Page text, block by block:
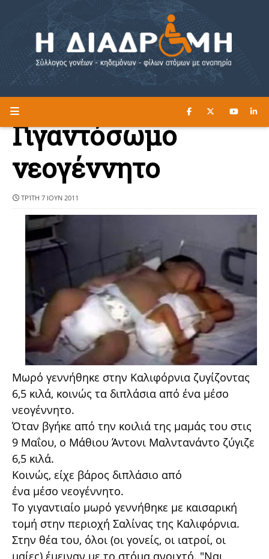
Η ΔΙΑΔΡΟΜΗ ΔΙΑΒΑΣΤΕ ΕΔΩ ►
Γιγαντόσωμο
νεογέννητο
ΤΡΊΤΗ 7 ΙΟΥΝ 2011
Μωρό γεννήθηκε στην Καλιφόρνια ζυγίζοντας
6,5 κιλά, κοινώς τα διπλάσια από ένα μέσο
νεογέννητο.
Όταν βγήκε από την κοιλιά της μαμάς του στις
9 Μαΐου, ο Μάθιου Άντονι Μαλντανάντο ζύγιζε
6,5 κιλά.
Κοινώς, είχε βάρος διπλάσιο από
ένα μέσο νεογέννητο.
Το γιγαντιαίο μωρό γεννήθηκε με καισαρική
τομή στην περιοχή Σαλίνας της Καλιφόρνια.
Στην θέα του, όλοι (οι γονείς, οι ιατροί, οι
μαίες) έμειναν με το στόμα ανοιχτό. "Ναι,